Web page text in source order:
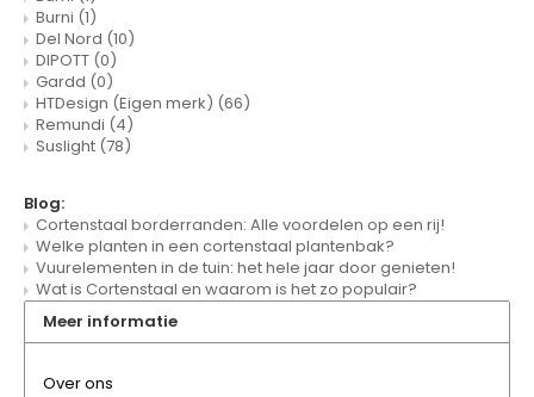
Burni (1)
Del Nord (10)
DIPOTT (0)
Gardd (0)
HTDesign (Eigen merk) (66)
Remundi (4)
Suslight (78)
Blog:
Cortenstaal borderranden: Alle voordelen op een rij!
Welke planten in een cortenstaal plantenbak?
Vuurelementen in de tuin: het hele jaar door genieten!
Wat is Cortenstaal en waarom is het zo populair?
Meer informatie
Over ons